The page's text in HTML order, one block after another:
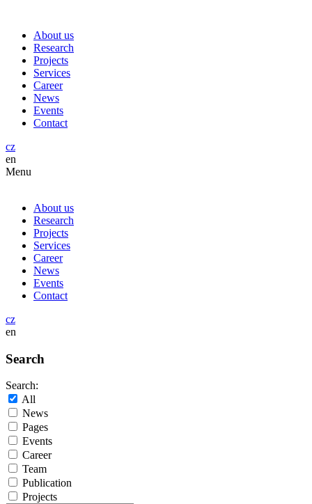
About us
Research
Projects
Services
Career
News
Events
Contact
cz
en
Menu
About us
Research
Projects
Services
Career
News
Events
Contact
cz
en
Search
Search:
All
News
Pages
Events
Career
Team
Publication
Projects